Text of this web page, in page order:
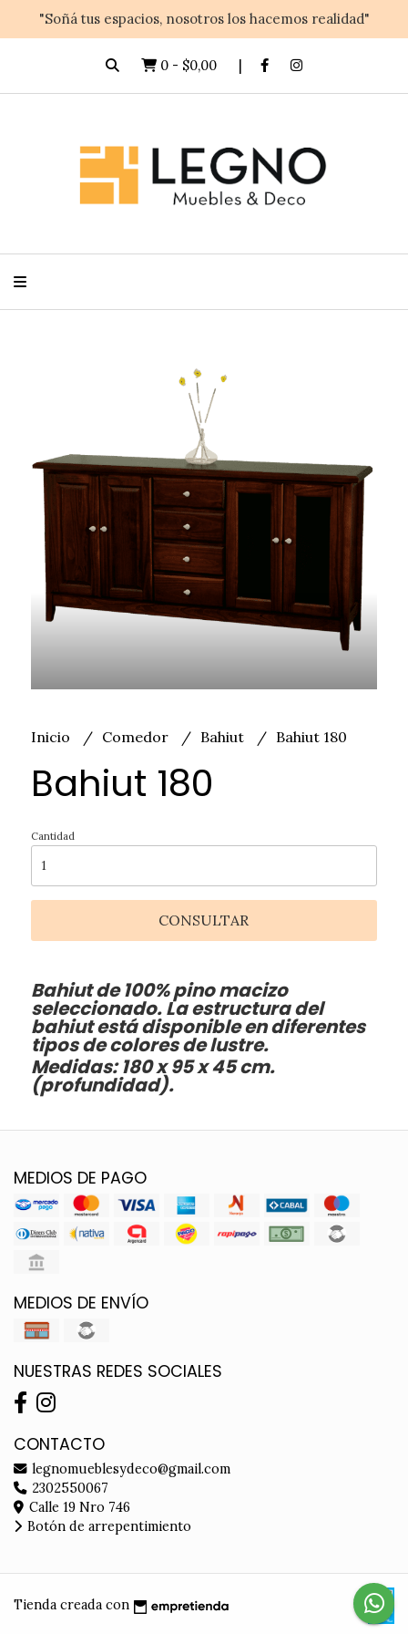
"Soñá tus espacios, nosotros los hacemos realidad"
0 - $0,00
Inicio Comedor Bahiut Bahiut 180
Bahiut 180
Cantidad
CONSULTAR
Bahiut de 100% pino macizo
seleccionado. La estructura del
bahiut está disponible en diferentes
tipos de colores de lustre.
Medidas: 180 x 95 x 45 cm.
(profundidad).
MEDIOS DE PAGO
MEDIOS DE ENVÍO
NUESTRAS REDES SOCIALES
CONTACTO
legnomueblesydeco@gmail.com
2302550067
Calle 19 Nro 746
Botón de arrepentimiento
Tienda creada con